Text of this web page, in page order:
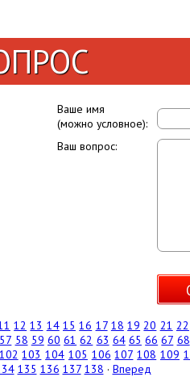
Ваше имя
(можно условное):
Ваш вопрос:
12 13 14 15 16 17 18 19 20 21 22
57 58 59 60 61 62 63 64 65 66 67 68
102 103 104 105 106 107 108 109
135 136 137 138 · Вперед